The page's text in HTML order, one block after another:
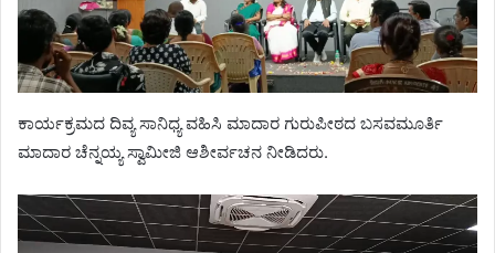
ಕಾರ್ಯಕ್ರಮದ ದಿವ್ಯ ಸಾನಿಧ್ಯ ವಹಿಸಿ ಮಾದಾರ ಗುರುಪೀಠದ ಬಸವಮೂರ್ತಿ
ಮಾದಾರ ಚೆನ್ನಯ್ಯ ಸ್ವಾಮೀಜಿ ಆಶೀರ್ವಚನ ನೀಡಿದರು.